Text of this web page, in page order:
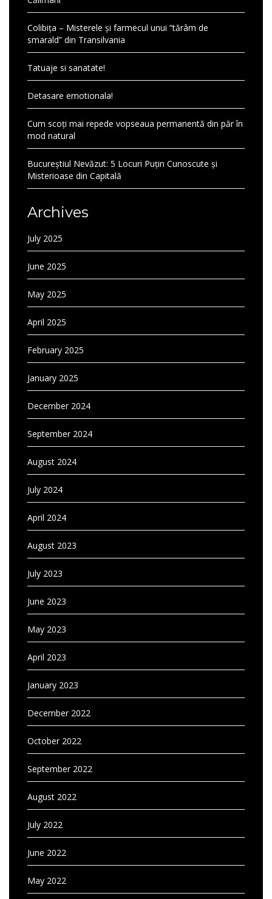
Colibița – Misterele și farmecul unui “tărâm de
smarald” din Transilvania
Tatuaje si sanatate!
Detasare emotionala!
Cum scoți mai repede vopseaua permanentă din păr în
mod natural
Bucureștiul Nevăzut: 5 Locuri Puțin Cunoscute și
Misterioase din Capitală
Archives
July 2025
June 2025
May 2025
April 2025
February 2025
January 2025
December 2024
September 2024
August 2024
July 2024
April 2024
August 2023
July 2023
June 2023
May 2023
April 2023
January 2023
December 2022
October 2022
September 2022
August 2022
July 2022
June 2022
May 2022